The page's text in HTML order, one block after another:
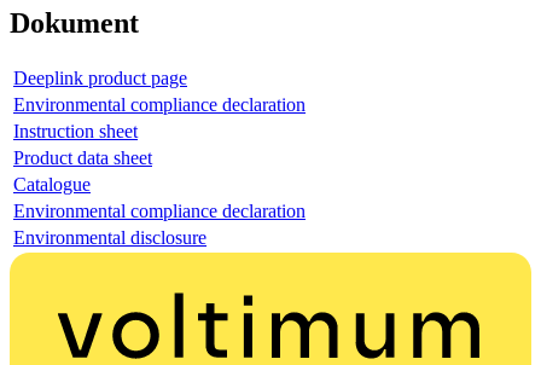
Dokument
Deeplink product page
Environmental compliance declaration
Instruction sheet
Product data sheet
Catalogue
Environmental compliance declaration
Environmental disclosure